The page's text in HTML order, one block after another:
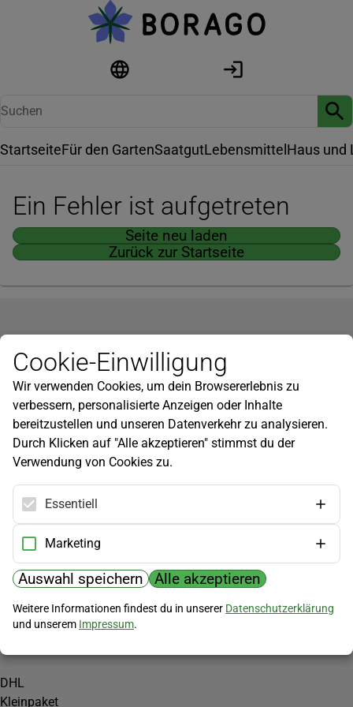
StartseiteFür den GartenSaatgutLebensmittel Haus und
Ein Fehler ist aufgetreten
Seite neu laden
Zurück zur Startseite
Newsletter
Infos zu neuen Produkten, Gartentipps und mehr findest du in
unserem Newsletter!
Jetzt anmelden
Hilfe
Kundenservice
Widerrufsbelehrung
Versandkosten
Zahlungsmöglichkeiten
PayPal
Vorkasse
Versand
DHL
Kleinpaket
Cookie-Einwilligung
Wir verwenden Cookies, um dein Browsererlebnis zu
verbessern, personalisierte Anzeigen oder Inhalte
bereitzustellen und unseren Datenverkehr zu analysieren.
Durch Klicken auf "Alle akzeptieren" stimmst du der
Verwendung von Cookies zu.
Essentiell
Marketing
Auswahl speichern Alle akzeptieren
Weitere Informationen findest du in unserer Datenschutzerklärung
und unserem Impressum.